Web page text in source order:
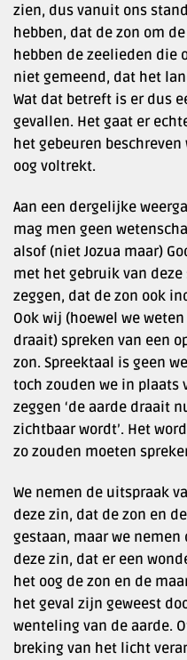
zien, dus vanuit ons
hebben, dat de zon om
hebben de zeelieden die
niet gemeend, dat het
Wat dat betreft is er dus
gevallen. Het gaat er
het gebeuren
oog voltrekt.
Aan een dergelijke
mag men geen
alsof (niet Jozua maar)
met het gebruik van
zeggen, dat de zon ook
Ook wij (hoewel we
draait) spreken van een
zon. Spreektaal is geen
toch zouden we in plaats
zeggen ‘de aarde draait
zichtbaar wordt’. Het
zo zouden moeten
We nemen de uitspraak
deze zin, dat de zon en
gestaan, maar we
deze zin, dat er een
het oog de zon en de
het geval zijn geweest
wenteling van de aarde.
breking van het licht